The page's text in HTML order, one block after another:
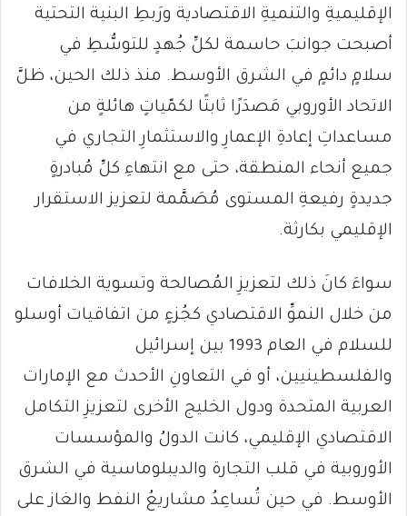
الإقليميةِ والتنميةِ الاقتصادية ورَبطِ البنية التحتية
أصبحت جوانبَ حاسمة لكلِّ جُهدٍ للتوسُّطِ في
سلامٍ دائمٍ في الشرق الأوسط. منذ ذلك الحين، ظلَّ
الاتحاد الأوروبي مَصدَرًا ثابتًا لكمّياتٍ هائلةٍ من
مساعداتِ إعادةِ الإعمارِ والاستثمارِ التجاري في
جميع أنحاء المنطقة، حتى مع انتهاءِ كلِّ مُبادرةٍ
جديدةٍ رفيعةِ المستوى مُصَمَّمة لتعزيز الاستقرار
الإقليمي بكارثة.
سواءَ كانَ ذلك لتعزيزِ المُصالحة وتسوية الخلافات
من خلال النموِّ الاقتصادي كجُزءٍ من اتفاقيات أوسلو
للسلام في العام 1993 بين إسرائيل
والفلسطينيين، أو في التعاونِ الأحدث مع الإمارات
العربية المتحدة ودول الخليج الأخرى لتعزيزِ التكامل
الاقتصادي الإقليمي، كانت الدولُ والمؤسسات
الأوروبية في قلب التجارة والديبلوماسية في الشرق
الأوسط. في حين تُساعِدُ مشاريعُ النفط والغاز على